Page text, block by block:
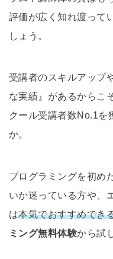
評価が広く知れ渡って
しょう。
受講者のスキルアップ
な実績』があるからこ
クール受講者数No.1を
か。
プログラミングを初め
いか迷っている方や、
は本気でおすすめでき
ミング無料体験から試